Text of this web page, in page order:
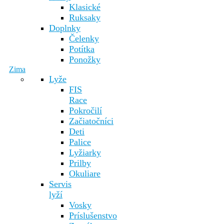
Klasické
Ruksaky
Doplnky
Čelenky
Potítka
Ponožky
Zima
Lyže
FIS
Race
Pokročilí
Začiatočníci
Deti
Palice
Lyžiarky
Prilby
Okuliare
Servis
lyží
Vosky
Príslušenstvo